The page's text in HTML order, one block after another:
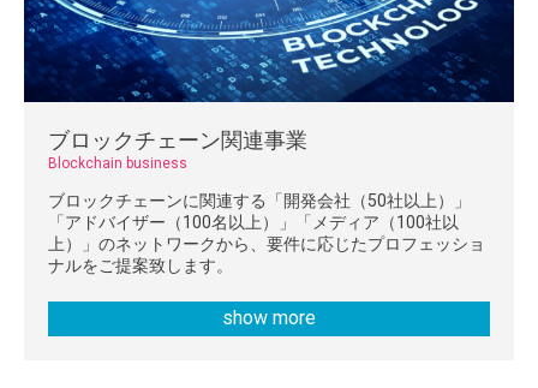
ブロックチェーン関連事業
Blockchain business
ブロックチェーンに関連する「開発会社（50社以上）」
「アドバイザー（100名以上）」「メディア（100社以
上）」のネットワークから、要件に応じたプロフェッショ
ナルをご提案致します。
show more